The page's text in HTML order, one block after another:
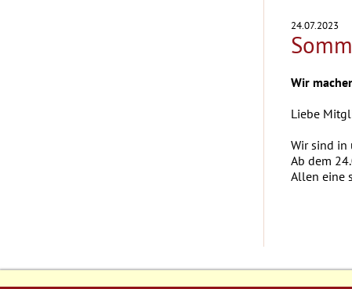
24.07.2023
Wir
Liebe
Wir sind in
Ab dem
Allen eine